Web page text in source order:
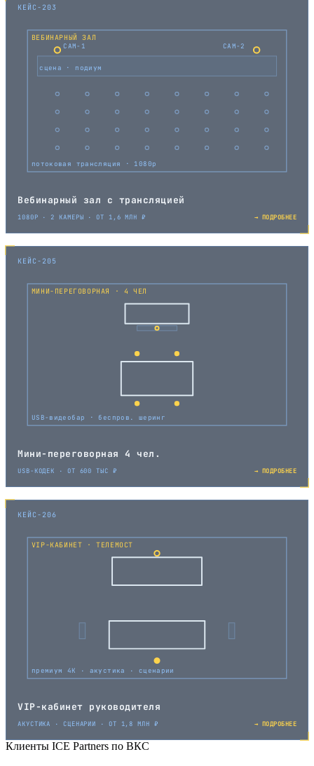
КЕЙС-203
ВЕБИНАРНЫЙ ЗАЛ
сцена · подиум
CAM-1 CAM-2
потоковая трансляция · 1080p
Вебинарный зал с трансляцией
1080P · 2 КАМЕРЫ · ОТ 1,6 МЛН ₽ → ПОДРОБНЕЕ
КЕЙС-205
МИНИ-ПЕРЕГОВОРНАЯ · 4 ЧЕЛ
USB-видеобар · беспров. шеринг
Мини-переговорная 4 чел.
USB-КОДЕК · ОТ 600 ТЫС ₽ → ПОДРОБНЕЕ
КЕЙС-206
VIP-КАБИНЕТ · ТЕЛЕМОСТ
премиум 4K · акустика · сценарии
VIP-кабинет руководителя
АКУСТИКА · СЦЕНАРИИ · ОТ 1,8 МЛН ₽ → ПОДРОБНЕЕ
Клиенты ICE Partners по ВКС